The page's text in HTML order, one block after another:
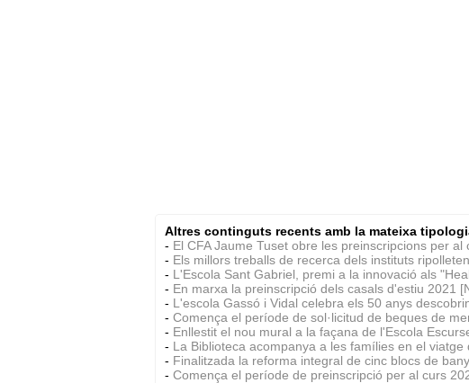
Altres continguts recents amb la mateixa
- El CFA Jaume Tuset obre les preinscripcions per al
- Els millors treballs de recerca dels instituts
- L'Escola Sant Gabriel, premi a la innovació als
- En marxa la preinscripció dels casals d'estiu 2021
- L'escola Gassó i Vidal celebra els 50 anys
- Comença el període de sol·licitud de beques de
- Enllestit el nou mural a la façana de l'Escola
- La Biblioteca acompanya a les famílies en el viatge
- Finalitzada la reforma integral de cinc blocs de
- Comença el període de preinscripció per al curs